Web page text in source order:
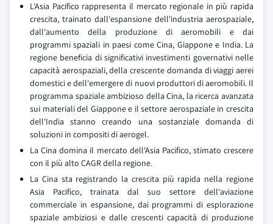
L'Asia Pacifico rappresenta il mercato regionale in più rapida
crescita, trainato dall'espansione dell'industria aerospaziale,
dall'aumento della produzione di aeromobili e dai
programmi spaziali in paesi come Cina, Giappone e India. La
regione beneficia di significativi investimenti governativi nelle
capacità aerospaziali, della crescente domanda di viaggi aerei
domestici e dell'emergere di nuovi produttori di aeromobili. Il
programma spaziale ambizioso della Cina, la ricerca avanzata
sui materiali del Giappone e il settore aerospaziale in crescita
dell'India stanno creando una sostanziale domanda di
soluzioni in compositi di aerogel.
La Cina domina il mercato dell'Asia Pacifico, stimato crescere
con il più alto CAGR della regione.
La Cina sta registrando la crescita più rapida nella regione
Asia Pacifico, trainata dal suo settore dell'aviazione
commerciale in espansione, dai programmi di esplorazione
spaziale ambiziosi e dalle crescenti capacità di produzione